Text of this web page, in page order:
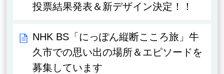
投票結果発表＆新デザイン決定！！
NHK BS「にっぽん縦断こころ旅」牛
久市での思い出の場所＆エピソードを
募集しています